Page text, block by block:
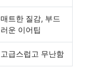
매트한 질감, 부드
러운 이어팁
고급스럽고 무난함